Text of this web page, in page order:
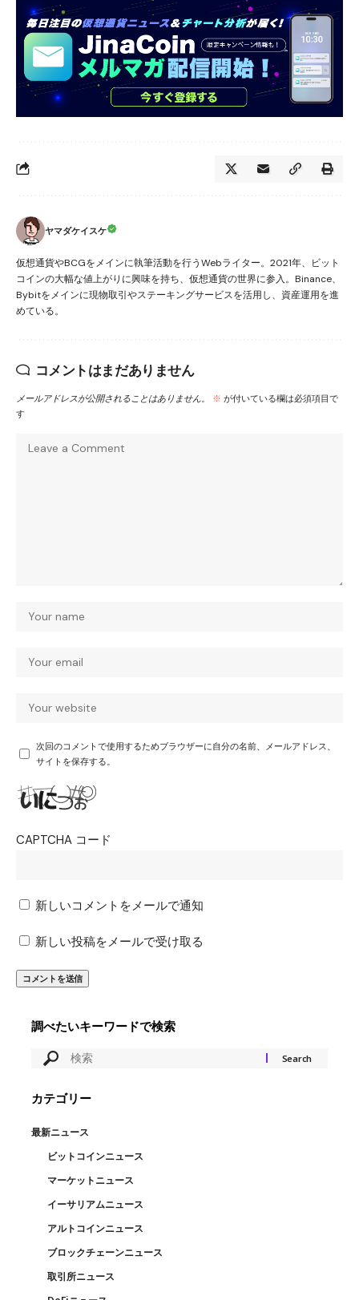
ヤマダケイスケ
仮想通貨やBCGをメインに執筆活動を行うWebライター。2021年、ビット
コインの大幅な値上がりに興味を持ち、仮想通貨の世界に参入。Binance、
Bybitをメインに現物取引やステーキングサービスを活用し、資産運用を進
めている。
コメントはまだありません
メールアドレスが公開されることはありません。 ※ が付いている欄は必須項目で
す
次回のコメントで使用するためブラウザーに自分の名前、メールアドレス、
サイトを保存する。
CAPTCHA コード
新しいコメントをメールで通知
新しい投稿をメールで受け取る
調べたいキーワードで検索
カテゴリー
最新ニュース
ビットコインニュース
マーケットニュース
イーサリアムニュース
アルトコインニュース
ブロックチェーンニュース
取引所ニュース